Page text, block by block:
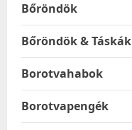
Bőröndök
Bőröndök & Táskák
Borotvahabok
Borotvapengék